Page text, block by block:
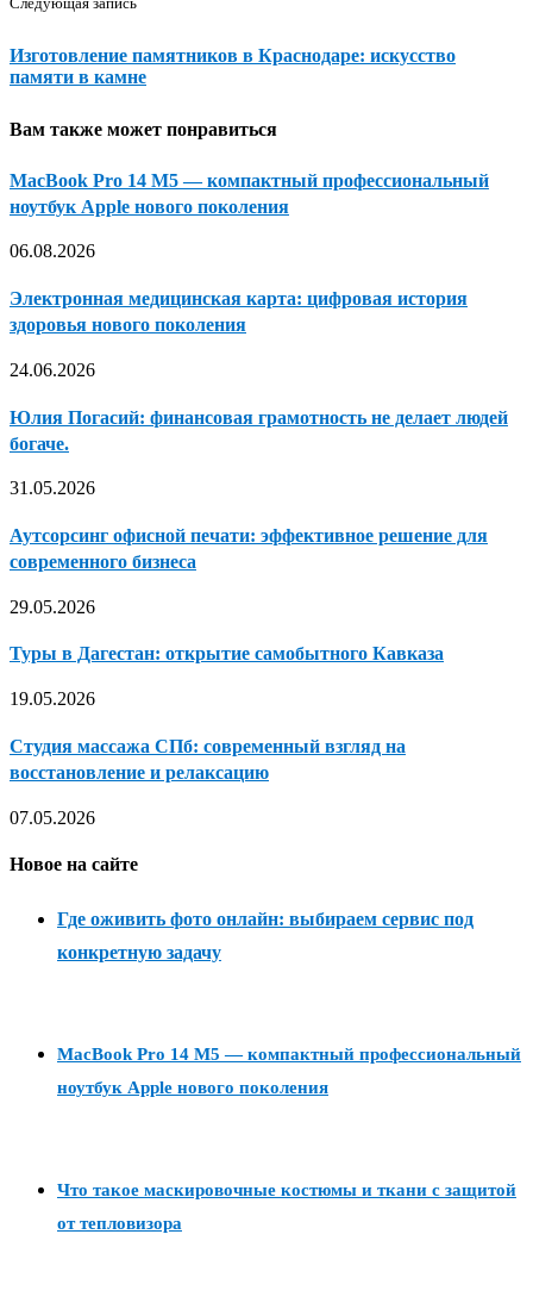
Изготовление памятников в Краснодаре: искусство
памяти в камне
Вам также может понравиться
MacBook Pro 14 M5 — компактный профессиональный
ноутбук Apple нового поколения
06.08.2026
Электронная медицинская карта: цифровая история
здоровья нового поколения
24.06.2026
Юлия Погасий: финансовая грамотность не делает людей
богаче.
31.05.2026
Аутсорсинг офисной печати: эффективное решение для
современного бизнеса
29.05.2026
Туры в Дагестан: открытие самобытного Кавказа
19.05.2026
Студия массажа СПб: современный взгляд на
восстановление и релаксацию
07.05.2026
Новое на сайте
Где оживить фото онлайн: выбираем сервис под
конкретную задачу
MacBook Pro 14 M5 — компактный профессиональный
ноутбук Apple нового поколения
Что такое маскировочные костюмы и ткани с защитой
от тепловизора